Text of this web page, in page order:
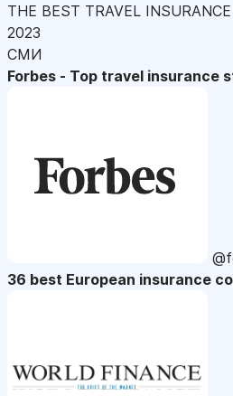
THE BEST TRAVEL
2023
СМИ
Forbes - Top travel insurance
36 best European insurance